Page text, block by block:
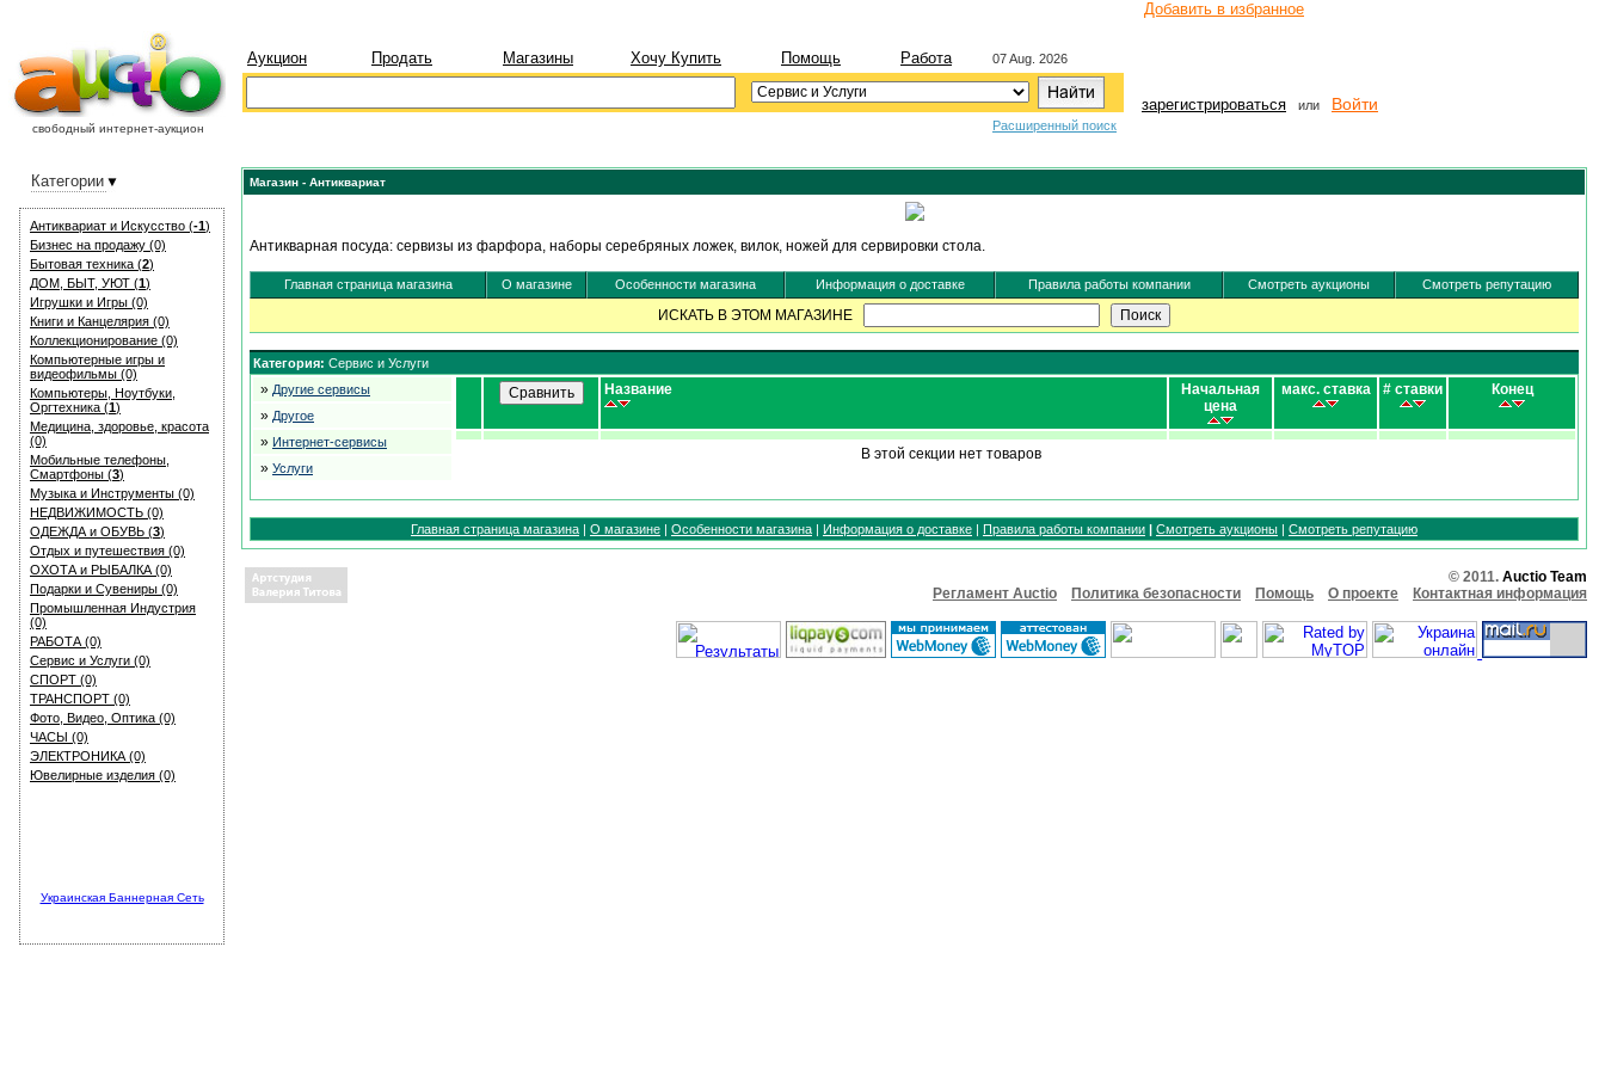
свободный интернет-аукцион
Аукцион Продать Магазины Хочу Купить Помощь Работа
Расширенный поиск
07 Aug. 2026
Добавить в избранное
зарегистрироваться или Войти
Антиквариат и Искуcство (-1)
Бизнес на продажу (0)
Бытовая техника (2)
ДОМ, БЫТ, УЮТ (1)
Игрушки и Игры (0)
Книги и Канцелярия (0)
Коллекционирование (0)
Компьютерные игры и
видеофильмы (0)
Компьютеры, Ноутбуки,
Оргтехника (1)
Медицина, здоровье, красота
(0)
Мобильные телефоны,
Смартфоны (3)
Музыка и Инструменты (0)
НЕДВИЖИМОСТЬ (0)
ОДЕЖДА и ОБУВЬ (3)
Отдых и путешествия (0)
ОХОТА и РЫБАЛКА (0)
Подарки и Сувениры (0)
Промышленная Индустрия
(0)
РАБОТА (0)
Сервис и Услуги (0)
СПОРТ (0)
ТРАНСПОРТ (0)
Фото, Видео, Оптика (0)
ЧАСЫ (0)
ЭЛЕКТРОНИКА (0)
Ювелирные изделия (0)
Украинская Баннерная Сеть
Категории Магазин - Антиквариат
Антикварная посуда: сервизы из фарфора, наборы серебряных ложек, вилок, ножей для сервировки стола.
Главная страница магазина О магазине Особенности магазина Информация о доставке Правила работы компании Смотреть аукционы Смотреть репутацию
ИСКАТЬ В ЭТОМ МАГАЗИНЕ
Категория: Сервис и Услуги
» Другие сервисы
» Другое
» Интернет-сервисы
» Услуги
Название
Начальная
цена
макс. ставка # ставки Конец
В этой секции нет товаров
Главная страница магазина | О магазине | Особенности магазина | Информация о доставке | Правила работы компании | Смотреть аукционы | Смотреть репутацию
© 2011. Auctio Team
Регламент Auctio
Политика безопасности Помощь О проекте Контактная информация